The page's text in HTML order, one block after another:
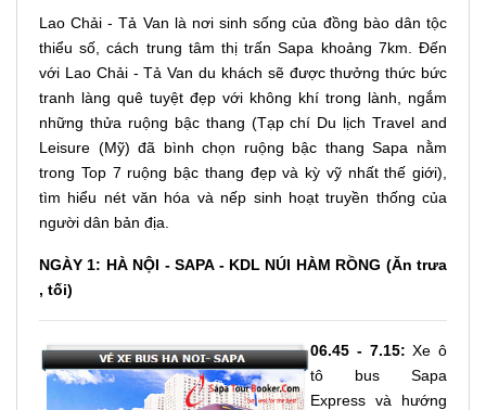
Lao Chải - Tả Van là nơi sinh sống của đồng bào dân tộc
thiểu số, cách trung tâm thị trấn Sapa khoảng 7km. Đến
với Lao Chải - Tả Van du khách sẽ được thưởng thức bức
tranh làng quê tuyệt đẹp với không khí trong lành, ngắm
những thửa ruộng bậc thang (Tạp chí Du lịch Travel and
Leisure (Mỹ) đã bình chọn ruộng bậc thang Sapa nằm
trong Top 7 ruộng bậc thang đẹp và kỳ vỹ nhất thế giới),
tìm hiểu nét văn hóa và nếp sinh hoạt truyền thống của
người dân bản địa.
NGÀY 1: HÀ NỘI - SAPA - KDL NÚI HÀM RỒNG (Ăn trưa
, tối)
06.45 - 7.15: Xe ô
tô bus Sapa
Express và hướng